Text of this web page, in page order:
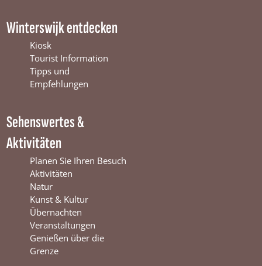
e
n
t
e
T
u
b
e
W
t
e
r
s
w
i
j
k
t
a
g
r
a
i
t
e
r
s
w
i
j
k
Winterswijk entdecken
Kiosk
Tourist Information
Tipps und
Empfehlungen
Sehenswertes &
Aktivitäten
Planen Sie Ihren Besuch
Aktivitäten
Natur
Kunst & Kultur
Übernachten
Veranstaltungen
Genießen über die
Grenze